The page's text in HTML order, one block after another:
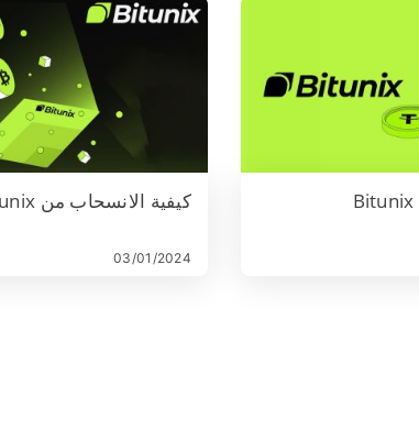
كيفية الانسحاب من Bitunix
03/01/2024